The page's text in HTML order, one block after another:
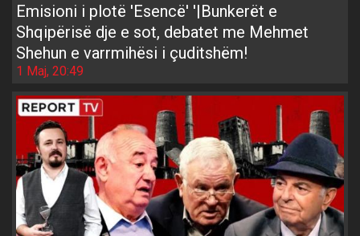
Emisioni i plotë 'Esencë' '|Bunkerët e
Shqipërisë dje e sot, debatet me Mehmet
Shehun e varrmihësi i çuditshëm!
1 Maj, 20:49